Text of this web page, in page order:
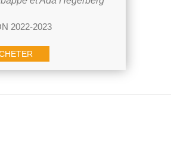
2022-2023